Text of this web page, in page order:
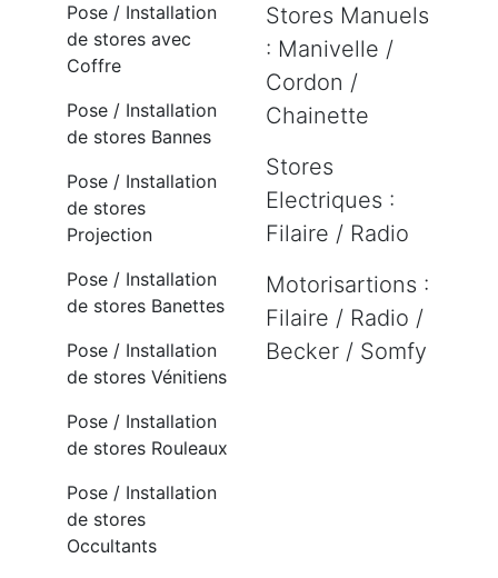
Pose / Installation
de stores avec
Coffre
Pose / Installation
de stores Bannes
Pose / Installation
de stores
Projection
Pose / Installation
de stores Banettes
Pose / Installation
de stores Vénitiens
Pose / Installation
de stores Rouleaux
Pose / Installation
de stores
Occultants
Stores Manuels
: Manivelle /
Cordon /
Chainette
Stores
Electriques :
Filaire / Radio
Motorisartions :
Filaire / Radio /
Becker / Somfy